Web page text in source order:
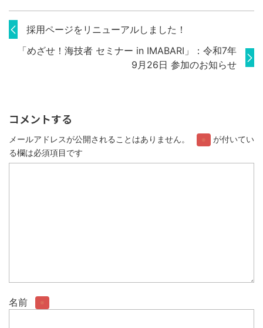
採用ページをリニューアルしました！
「めざせ！海技者 セミナー in IMABARI」：令和7年
9月26日 参加のお知らせ
コメントする
メールアドレスが公開されることはありません。 ※
が付いてい
る欄は必須項目です
名前 ※